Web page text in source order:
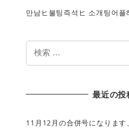
만남ヒ불팅즉석ヒ 소개팅어플
最近の投
11月12月の合併号になります